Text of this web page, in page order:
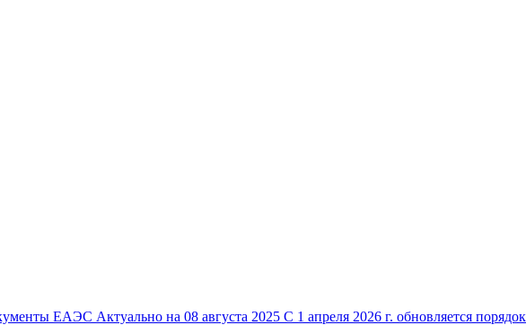
ЕАЭС Актуально на 08 августа 2025 С 1 апреля 2026 г. обновляется